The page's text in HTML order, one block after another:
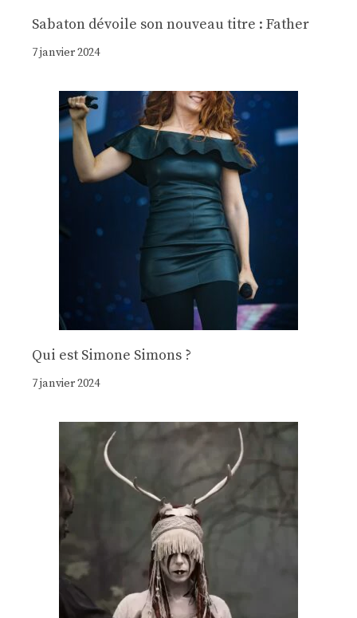
Sabaton dévoile son nouveau titre : Father
7 janvier 2024
Qui est Simone Simons ?
7 janvier 2024